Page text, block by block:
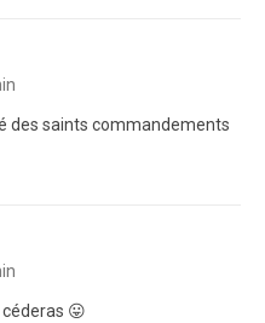
des saints commandements
😛